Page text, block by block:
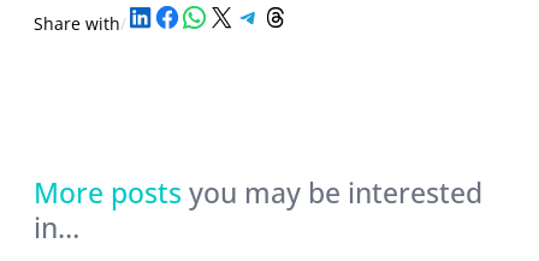
Share with/Share on LinkedIn Share on Facebook Share on WhatsApp Share on X Share on Telegram Share on Threads
More posts you may be interested
in…